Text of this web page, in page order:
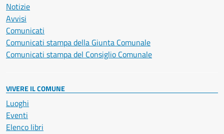
Notizie
Avvisi
Comunicati
Comunicati stampa della Giunta Comunale
Comunicati stampa del Consiglio Comunale
VIVERE IL COMUNE
Luoghi
Eventi
Elenco libri